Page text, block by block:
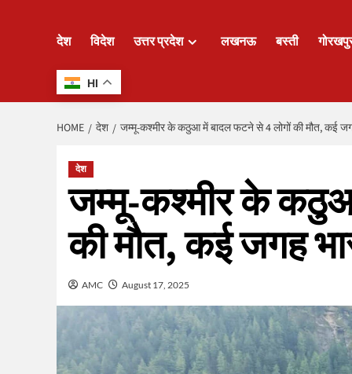
देश विदेश उत्तर प्रदेश लखनऊ बस्ती
HI
HOME देश जम्मू-कश्मीर के कठुआ में बादल फटने से 4 लोगों की मौत, कई
देश
जम्मू-कश्मीर के
की मौत, कई जगह
AMC August 17, 2025